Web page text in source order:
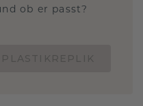
ob er passt?